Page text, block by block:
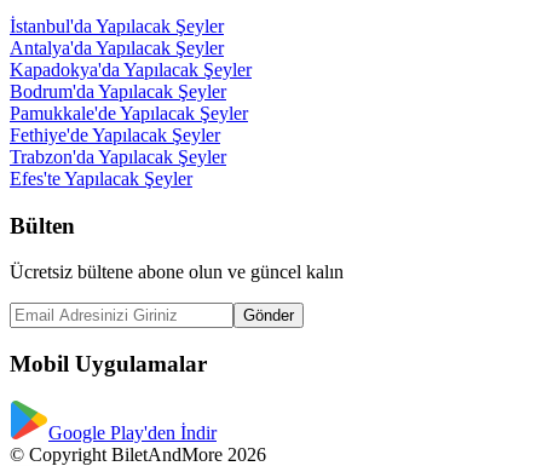
İstanbul'da Yapılacak Şeyler
Antalya'da Yapılacak Şeyler
Kapadokya'da Yapılacak Şeyler
Bodrum'da Yapılacak Şeyler
Pamukkale'de Yapılacak Şeyler
Fethiye'de Yapılacak Şeyler
Trabzon'da Yapılacak Şeyler
Efes'te Yapılacak Şeyler
Bülten
Ücretsiz bültene abone olun ve güncel kalın
Gönder
Mobil Uygulamalar
Google Play'den İndir
© Copyright BiletAndMore 2026